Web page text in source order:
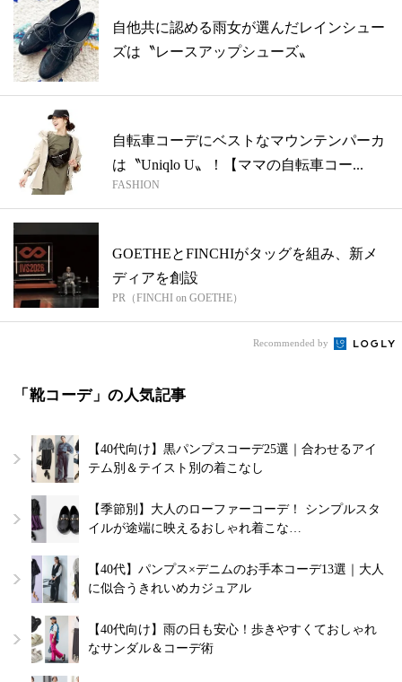
自他共に認める雨女が選んだレインシュー
ズは〝レースアップシューズ〟
自転車コーデにベストなマウンテンパーカ
は〝Uniqlo U〟！【ママの自転車コー...
FASHION
GOETHEとFINCHIがタッグを組み、新メ
ディアを創設
PR（FINCHI on GOETHE）
Recommended by
「靴コーデ」の人気記事
【40代向け】黒パンプスコーデ25選｜合わせるアイ
テム別＆テイスト別の着こなし
【季節別】大人のローファーコーデ！ シンプルスタ
イルが途端に映えるおしゃれ着こな…
【40代】パンプス×デニムのお手本コーデ13選｜大人
に似合うきれいめカジュアル
【40代向け】雨の日も安心！歩きやすくておしゃれ
なサンダル＆コーデ術